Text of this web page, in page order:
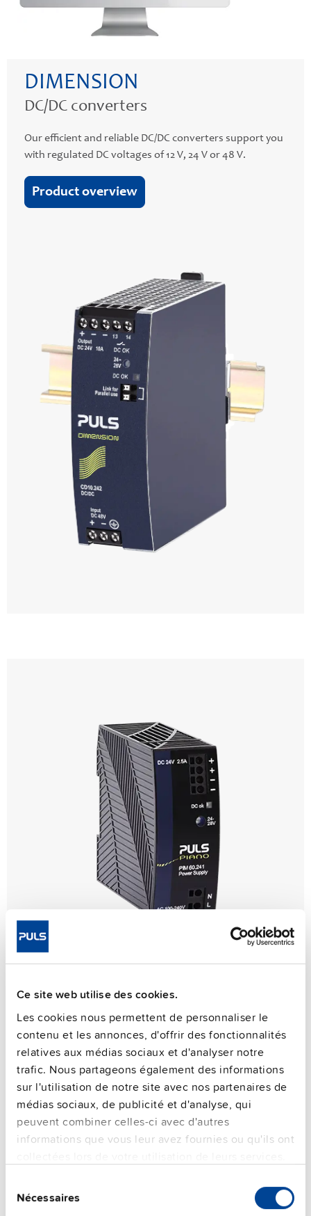
Ce site web utilise des cookies.
Les cookies nous permettent de personnaliser le
contenu et les annonces, d'offrir des fonctionnalités
relatives aux médias sociaux et d'analyser notre
trafic. Nous partageons également des informations
sur l'utilisation de notre site avec nos partenaires de
médias sociaux, de publicité et d'analyse, qui
peuvent combiner celles-ci avec d'autres
informations que vous leur avez fournies ou qu'ils ont
duNécessaires
DIMENSION
DC/DC converters
Our efficient and reliable DC/DC converters support you
with regulated DC voltages of 12 V, 24 V or 48 V.
Product overview
PIANO PIM series
Compacte et légère
Alimentations électriques 36W, 60W et 90W très
compactes avec tous les gènes PULS à forte valeur.
Pour en savoir plus